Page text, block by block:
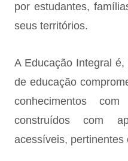
por estudantes,
seus territórios.
A Educação Integral
de educação
conhecimentos
construídos com
acessíveis, pertinentes